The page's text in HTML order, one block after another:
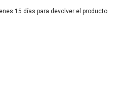
15 días para devolver el producto